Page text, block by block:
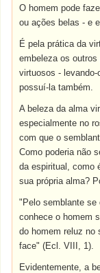
O homem pode
ou ações belas - e
É pela prática da
embeleza os
virtuosos -
possuí-la também.
A beleza da alma
especialmente no
com que o
Como poderia não
da espiritual, como
sua própria alma?
"Pelo semblante se
conhece o homem
do homem reluz no
face" (Ecl. VIII, 1).
Evidentemente, a